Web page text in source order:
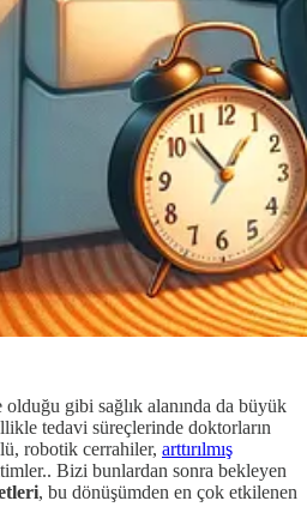
gibi sağlık alanında da büyük
tedavi süreçlerinde doktorların
robotik cerrahiler, arttırılmış
Bizi bunlardan sonra bekleyen
, bu dönüşümden en çok etkilenen